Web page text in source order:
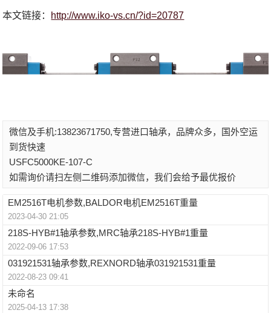
本文链接： http://www.iko-vs.cn/?id=20787
微信及手机:13823671750,专营进口轴承，品牌众多，国外空运
到货快速
USFC5000KE-107-C
如需询价请扫左侧二维码添加微信，我们会给予最优报价
EM2516T电机参数,BALDOR电机EM2516T重量
2023-04-30 21:05
218S-HYB#1轴承参数,MRC轴承218S-HYB#1重量
2022-09-06 17:53
031921531轴承参数,REXNORD轴承031921531重量
2022-08-23 09:41
未命名
2025-04-13 17:38